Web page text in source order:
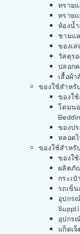
ทราย
ทราย
ห้องน้
ชามแ
ของเ
วัสดุร
ปลอก
เสื้อผ้
ของใช้สำหรั
ของใ
โดมน
ของป
หลอด
ของใช้สำหรั
ของใ
ผลิตภั
กระเ
รถเข็
อุปกร
อุปกร
แก็ดเ